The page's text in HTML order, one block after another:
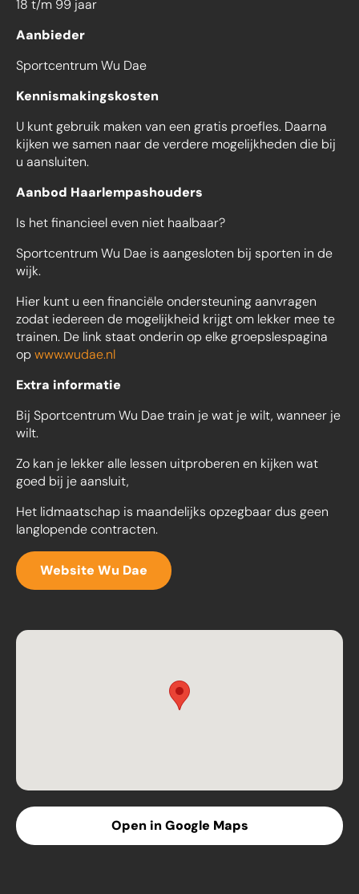
18 t/m 99 jaar
Aanbieder
Sportcentrum Wu Dae
Kennismakingskosten
U kunt gebruik maken van een gratis proefles. Daarna
kijken we samen naar de verdere mogelijkheden die bij
u aansluiten.
Aanbod Haarlempashouders
Is het financieel even niet haalbaar?
Sportcentrum Wu Dae is aangesloten bij sporten in de
wijk.
Hier kunt u een financiële ondersteuning aanvragen
zodat iedereen de mogelijkheid krijgt om lekker mee te
trainen. De link staat onderin op elke groepslespagina
op www.wudae.nl
Extra informatie
Bij Sportcentrum Wu Dae train je wat je wilt, wanneer je
wilt.
Zo kan je lekker alle lessen uitproberen en kijken wat
goed bij je aansluit,
Het lidmaatschap is maandelijks opzegbaar dus geen
langlopende contracten.
Website Wu Dae
Open in Google Maps